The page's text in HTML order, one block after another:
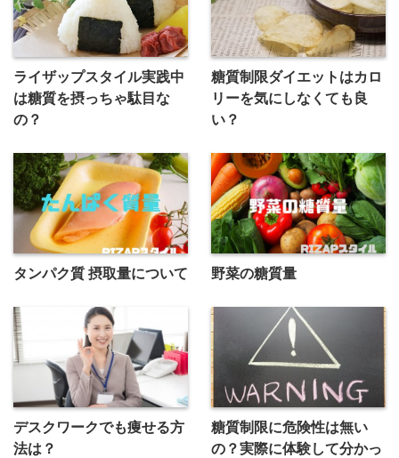
ライザップスタイル実践中
は糖質を摂っちゃ駄目な
の？
糖質制限ダイエットはカロ
リーを気にしなくても良
い？
タンパク質 摂取量について 野菜の糖質量
デスクワークでも痩せる方
法は？
糖質制限に危険性は無い
の？実際に体験して分かっ